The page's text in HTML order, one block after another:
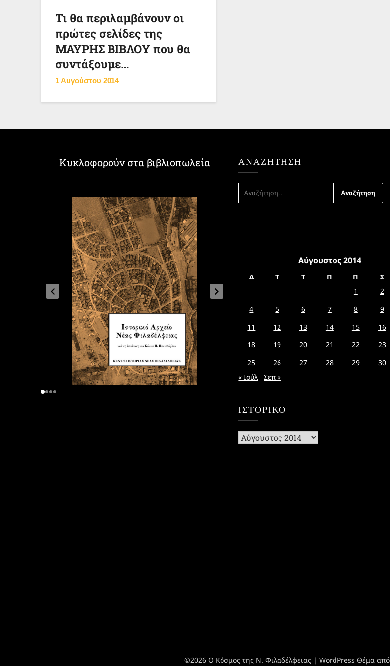
Τι θα περιλαμβάνουν οι
πρώτες σελίδες της
ΜΑΥΡΗΣ ΒΙΒΛΟΥ που θα
συντάξουμε…
1 Αυγούστου 2014
Κυκλοφορούν στα βιβλιοπωλεία ΑΝΑΖΉΤΗΣΗ
ΓΙΑ:
Αύγουστος 2014
Δ Τ Τ Π Π Σ
1
2
4
5 6 7 8 9
11
12 13 14 15 16
18
19 20 21 22 23
25
26 27 28 29 30
« Ιούλ
Σεπ »
ΙΣΤΟΡΙΚΌ
Ιστορικό
©2026 Ο Κόσμος της Ν. Φιλαδέλφειας | WordPress Θέμα από